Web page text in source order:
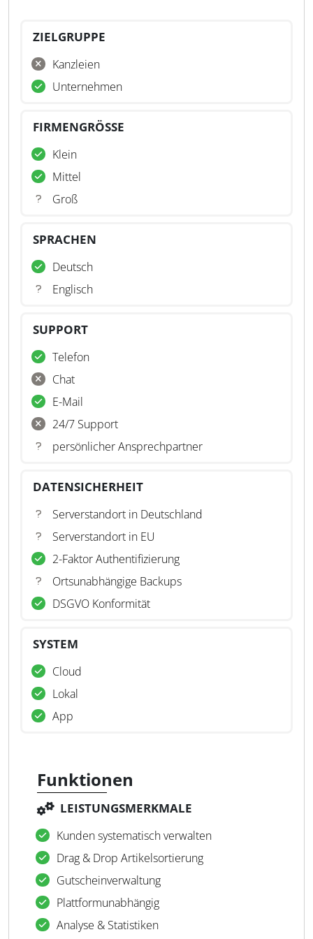
ZIELGRUPPE
Kanzleien
Unternehmen
FIRMENGRÖSSE
Klein
Mittel
Groß
SPRACHEN
Deutsch
Englisch
SUPPORT
Telefon
Chat
E-Mail
24/7 Support
persönlicher Ansprechpartner
DATENSICHERHEIT
Serverstandort in Deutschland
Serverstandort in EU
2-Faktor Authentifizierung
Ortsunabhängige Backups
DSGVO Konformität
SYSTEM
Cloud
Lokal
App
Funktionen
LEISTUNGSMERKMALE
Kunden systematisch verwalten
Drag & Drop Artikelsortierung
Gutscheinverwaltung
Plattformunabhängig
Analyse & Statistiken